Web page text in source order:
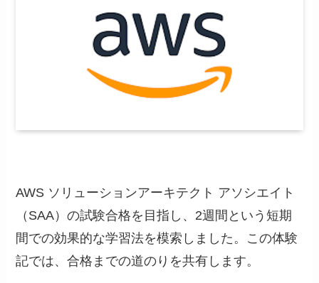
AWS ソリューションアーキテクト アソシエイト
（SAA）の試験合格を目指し、2週間という短期
間での効果的な学習法を模索しました。この体験
記では、合格までの道のりを共有します。